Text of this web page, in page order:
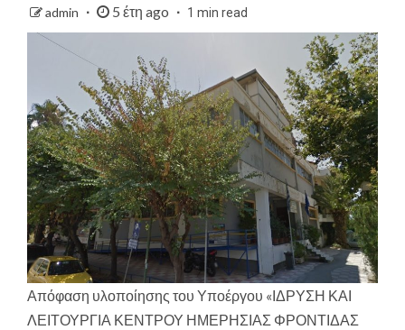
admin 5 έτη ago 1 min read
Απόφαση υλοποίησης του Υποέργου «ΙΔΡΥΣΗ ΚΑΙ
ΛΕΙΤΟΥΡΓΙΑ ΚΕΝΤΡΟΥ ΗΜΕΡΗΣΙΑΣ ΦΡΟΝΤΙΔΑΣ